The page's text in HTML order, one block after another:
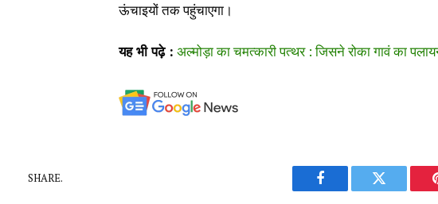
ऊंचाइयों तक पहुंचाएगा।
यह भी पढ़े : अल्मोड़ा का चमत्कारी पत्थर : जिसने रोका गावं का
SHARE.
Facebook Twitter